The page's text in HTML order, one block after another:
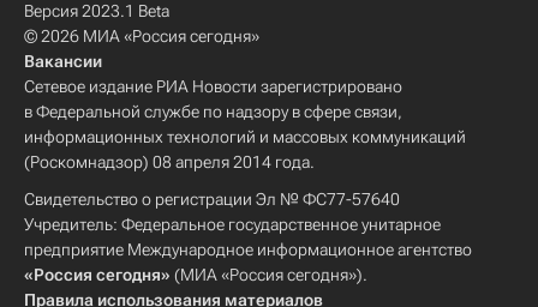
Версия 2023.1 Beta
© 2026 МИА «Россия сегодня»
Вакансии
Сетевое издание РИА Новости зарегистрировано
в Федеральной службе по надзору в сфере связи,
информационных технологий и массовых коммуникаций
(Роскомнадзор) 08 апреля 2014 года.
Свидетельство о регистрации Эл № ФС77-57640
Учредитель: Федеральное государственное унитарное
предприятие Международное информационное агентство
«Россия сегодня» (МИА «Россия сегодня»).
Правила использования материалов